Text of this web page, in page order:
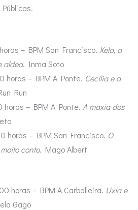
– BPM San Francisco. Xela, a
aldea. Inma Soto
horas – BPM A Ponte. Cecilia e a
Run
horas – BPM A Ponte. A maxia dos
horas – BPM San Francisco. O
conto. Mago Albert
horas – BPM A Carballeira. Uxía e
Gago